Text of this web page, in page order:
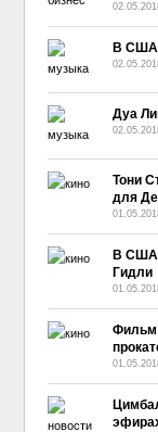
В США
Дуа
Тони
для
В США
Гидли
Фильм